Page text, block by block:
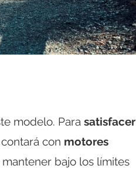
modelo. Para satisfacer
con motores
bajo los límites